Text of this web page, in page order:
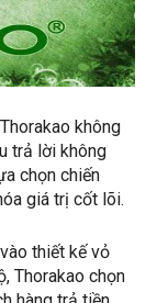
không
trả lời không
chọn chiến
giá trị cốt lõi.
thiết kế vỏ
Thorakao chọn